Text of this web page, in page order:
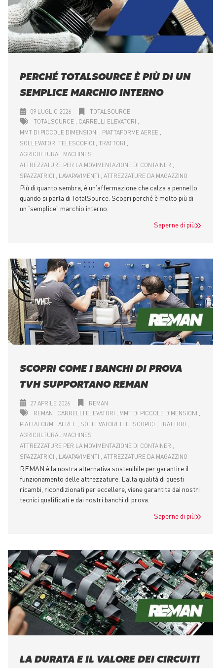
PERCHÉ TOTALSOURCE È PIÙ DI UN
SEMPLICE MARCHIO INTERNO
09 LUGLIO 2026
TOTALSOURCE
TOTALSOURCE
CARRELLI ELEVATORI
MMT DI PICCOLE DIMENSIONI
PIATTAFORME AEREE
SOLLEVATORI TELESCOPICI
TRATTORI
AGRICULTURAL MACHINES
ATTREZZATURE PER LA MOVIMENTAZIONE DI CONTAINER
SPAZZATRICI
LAVAPAVIMENTI ATTREZZATURE DA MAGAZZINO
Più di quanto sembra, è un’affermazione che calza a pennello
quando si parla di TotalSource. Scopri perché è molto più di
un “semplice” marchio interno.
Saperne di più
SCOPRI COME I BANCHI DI PROVA
TVH SUPPORTANO REMAN
27 APRILE 2026
REMAN
REMAN
CARRELLI ELEVATORI
MMT DI PICCOLE DIMENSIONI
PIATTAFORME AEREE
SOLLEVATORI TELESCOPICI
TRATTORI
AGRICULTURAL MACHINES
ATTREZZATURE PER LA MOVIMENTAZIONE DI CONTAINER
SPAZZATRICI
LAVAPAVIMENTI ATTREZZATURE DA MAGAZZINO
REMAN è la nostra alternativa sostenibile per garantire il
funzionamento delle attrezzature. L’alta qualità di questi
ricambi, ricondizionati per eccellere, viene garantita dai nostri
tecnici qualificati e dai nostri banchi di prova.
Saperne di più
LA DURATA E IL VALORE DEI CIRCUITI